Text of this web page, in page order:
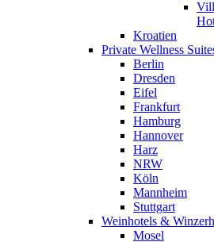
Kroatien
Private Wellness
Berlin
Dresden
Eifel
Frankfurt
Hamburg
Hannover
Harz
NRW
Köln
Mannheim
Stuttgart
Weinhotels &
Mosel